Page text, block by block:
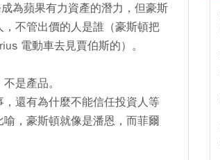
為蘋果有力資產的潛力，但豪斯
不管出價的人是誰（豪斯頓把
電動車去見賈伯斯的）。
是產品。
還有為什麼不能信任投資人等
，豪斯頓就像是潘恩，而菲爾